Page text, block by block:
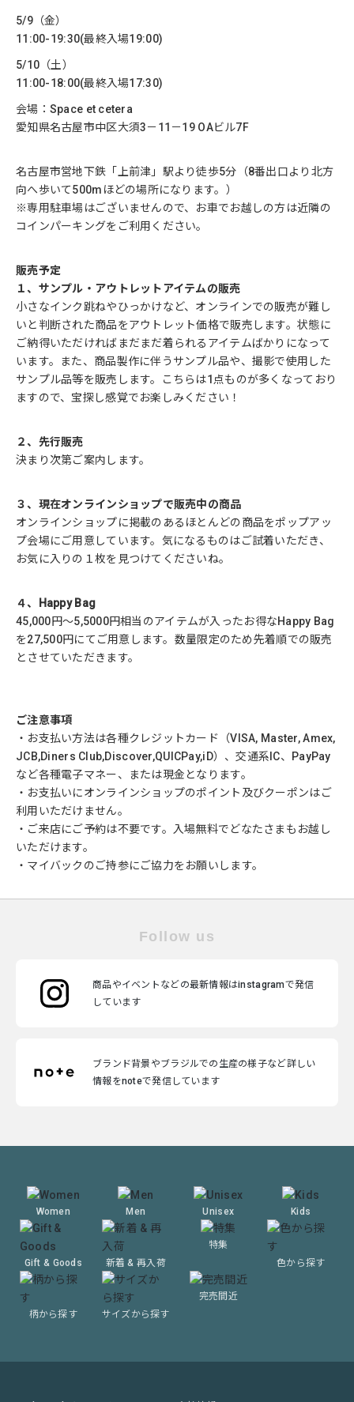
5/9（金）
11:00-19:30(最終入場19:00)
5/10（土）
11:00-18:00(最終入場17:30)
会場：Space et cetera
愛知県名古屋市中区大須3－11－19 OAビル7F
名古屋市営地下鉄「上前津」駅より徒歩5分（8番出口より北方
向へ歩いて500mほどの場所になります。）
※専用駐車場はございませんので、お車でお越しの方は近隣の
コインパーキングをご利用ください。
販売予定
１、サンプル・アウトレットアイテムの販売
小さなインク跳ねやひっかけなど、オンラインでの販売が難し
いと判断された商品をアウトレット価格で販売します。状態に
ご納得いただければまだまだ着られるアイテムばかりになって
います。また、商品製作に伴うサンプル品や、撮影で使用した
サンプル品等を販売します。こちらは1点ものが多くなっており
ますので、宝探し感覚でお楽しみください！
２、先行販売
決まり次第ご案内します。
３、現在オンラインショップで販売中の商品
オンラインショップに掲載のあるほとんどの商品をポップアッ
プ会場にご用意しています。気になるものはご試着いただき、
お気に入りの１枚を見つけてくださいね。
４、Happy Bag
45,000円～5,5000円相当のアイテムが入ったお得なHappy Bag
を27,500円にてご用意します。数量限定のため先着順での販売
とさせていただきます。
ご注意事項
・お支払い方法は各種クレジットカード（VISA, Master, Amex,
JCB,Diners Club,Discover,QUICPay,iD）、交通系IC、PayPay
など各種電子マネー、または現金となります。
・お支払いにオンラインショップのポイント及びクーポンはご
利用いただけません。
・ご来店にご予約は不要です。入場無料でどなたさまもお越し
いただけます。
・マイバックのご持参にご協力をお願いします。
Follow us
商品やイベントなどの最新情報はinstagramで発信
しています
ブランド背景やブラジルでの生産の様子など詳しい
情報をnoteで発信しています
Women Men Unisex Kids
Gift & Goods 新着 & 再入荷
特集
色から探す
柄から探す サイズから探す
完売間近